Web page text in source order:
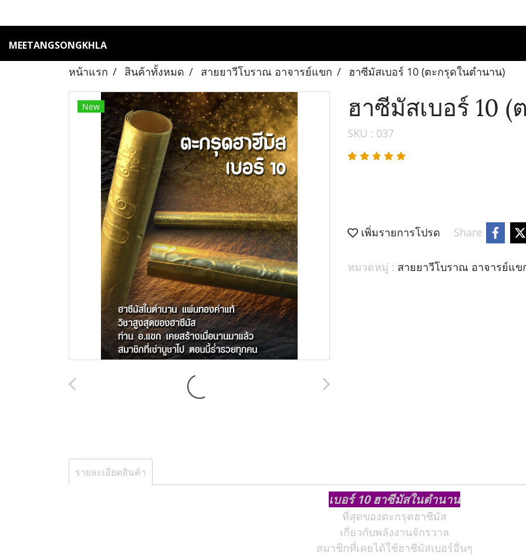
MEETANGSONGKHLA
หน้าแรก สินค้าทั้งหมด สายยาวีโบราณ อาจารย์แขก ฮาซีมัสเบอร์ 10 (ตะกรุดในตำนาน)
New ฮาซีมัสเบอร์ 10
SKU : 037
เพิ่มรายการโปรด Share
หมวดหมู่ : สายยาวีโบราณ อาจารย์แข
รายละเอียดสินค้า
เบอร์ 10 ฮาซีมัสในตำนาน
ที่สุดของตะกรุดฮาซีมัส
เกี่ยวกับพลังงานจักรวาล
สมาชิกที่เคยได้ใช้ฮาซีมัสเบอร์อื่นๆ